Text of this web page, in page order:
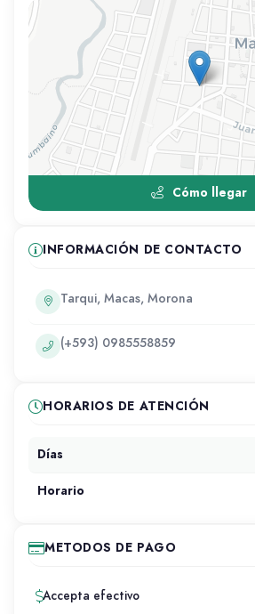
Cómo llegar
INFORMACIÓN DE CONTACTO
Tarqui, Macas, Morona
(+593) 0985558859
HORARIOS DE ATENCIÓN
Días
Horario
METODOS DE PAGO
Accepta efectivo